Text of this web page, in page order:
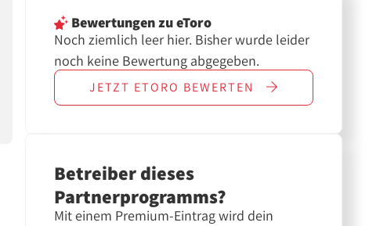
Bewertungenzu eToro
Noch ziemlich leer hier. Bisher wurde leider
noch keine Bewertung abgegeben.
JETZT ETORO BEWERTEN
Betreiber dieses
Partnerprogramms?
Mit einem Premium-Eintrag wird dein